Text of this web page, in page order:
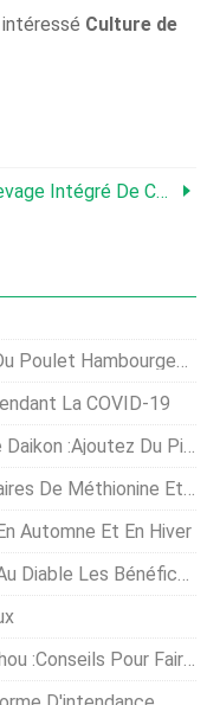
Culture de
De Canard De Poisson, Chute De Canard Comme Fumier
Poulet Hambourgeois
La COVID-19
Du Piquant À Votre Jardin
De L'hémolymphe Après L'alimentation Chez Les Crevettes Pattes Blan…
Automne Et En Hiver
Diable Les Bénéfices
Faire Pousser Du Chou En Pot